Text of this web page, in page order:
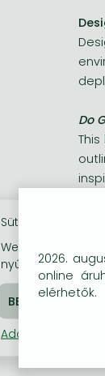
Do
In
2026.
online
elérhetők.
Sütik használata
Weboldalunkon
nyújtsunk
Adatkezelési